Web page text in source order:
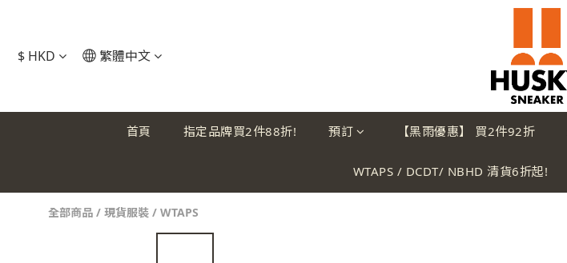
$ HKD 繁體中文
首頁 指定品牌買2件88折! 預訂 【黑雨優惠】 買2件92折
WTAPS / DCDT/ NBHD 清貨6折起!
全部商品 / 現貨服裝 / WTAPS